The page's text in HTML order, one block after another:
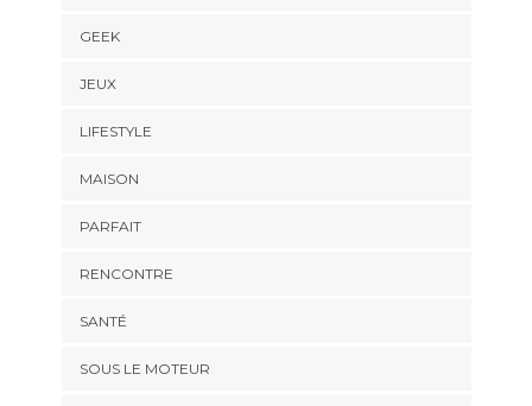
GEEK
JEUX
LIFESTYLE
MAISON
PARFAIT
RENCONTRE
SANTÉ
SOUS LE MOTEUR